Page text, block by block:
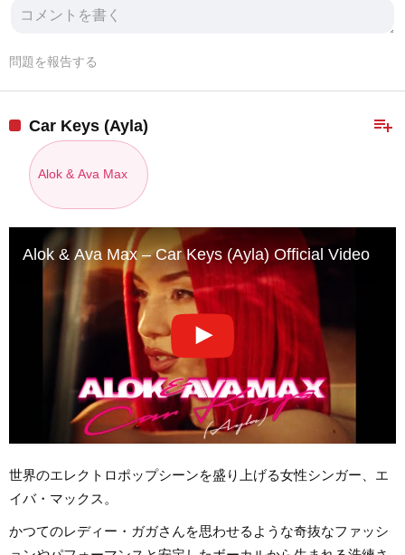
問題を報告する
playlist_add
Car Keys (Ayla)
Alok & Ava Max
Alok & Ava Max – Car Keys (Ayla) Official Video
世界のエレクトロポップシーンを盛り上げる女性シンガー、エ
イバ・マックス。
かつてのレディー・ガガさんを思わせるような奇抜なファッシ